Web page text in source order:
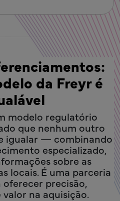
da Freyr é
modelo regulatório
que nenhum outro
igualar — combinando
especializado,
sobre as
locais. É uma parceria
precisão,
na aquisição.